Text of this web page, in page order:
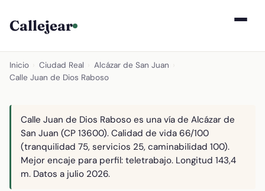
Callejear
Inicio Ciudad Real Alcázar de San Juan
Calle Juan de Dios Raboso
Calle Juan de Dios Raboso es una vía de Alcázar de
San Juan (CP 13600). Calidad de vida 66/100
(tranquilidad 75, servicios 25, caminabilidad 100).
Mejor encaje para perfil: teletrabajo. Longitud 143,4
m. Datos a julio 2026.